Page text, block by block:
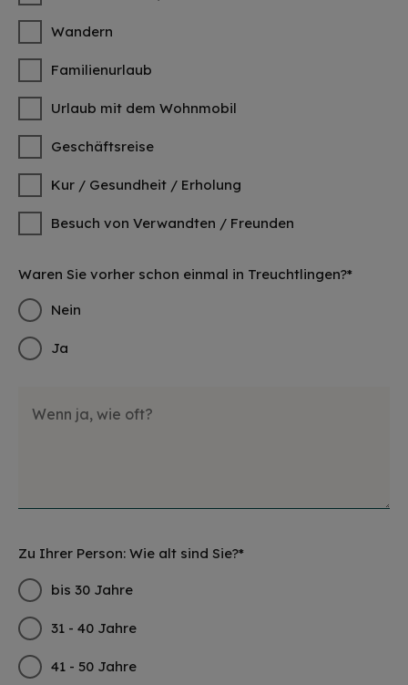
Wandern
Familienurlaub
Urlaub mit dem Wohnmobil
Geschäftsreise
Kur / Gesundheit / Erholung
Besuch von Verwandten / Freunden
Waren Sie vorher schon einmal in Treuchtlingen?*
Nein
Ja
Wenn ja, wie oft?
Zu Ihrer Person: Wie alt sind Sie?*
bis 30 Jahre
31 - 40 Jahre
41 - 50 Jahre